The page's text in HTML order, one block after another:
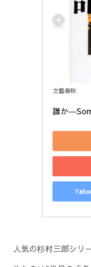
文藝春秋
誰か
人気の杉村三郎シリ